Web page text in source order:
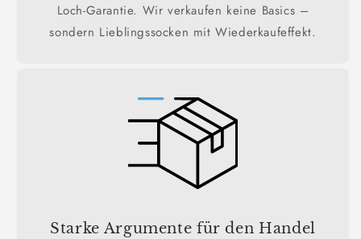
Loch-Garantie. Wir verkaufen keine Basics –
sondern Lieblingssocken mit Wiederkaufeffekt.
Starke Argumente für den Handel